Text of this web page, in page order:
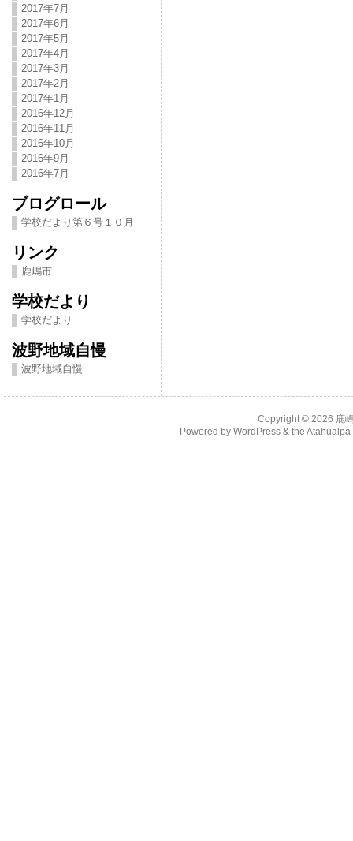
2017年7月
2017年6月
2017年5月
2017年4月
2017年3月
2017年2月
2017年1月
2016年12月
2016年11月
2016年10月
2016年9月
2016年7月
ブログロール
学校だより第６号１０月
リンク
鹿嶋市
学校だより
学校だより
波野地域自慢
波野地域自慢
Copyright © 2026 鹿
Powered by WordPress& the Atahualpa